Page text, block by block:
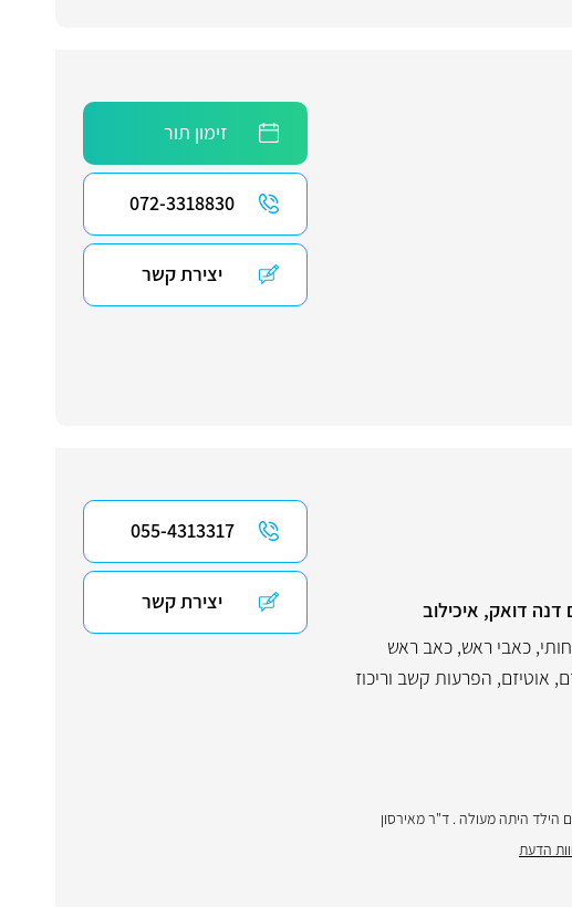
זימון תור
072-3318830
יצירת קשר
דנה דואק, איכילוב
, כאבי ראש, כאב ראש
, אוטיזם, הפרעות קשב וריכוז
עם הילד היתה מעולה . ד"ר מאירסון
הדעת
055-4313317
יצירת קשר